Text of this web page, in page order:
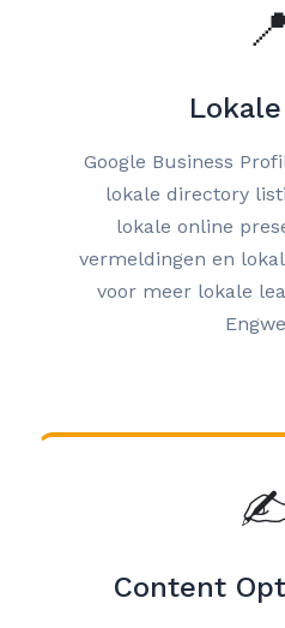
📍
Lokale
Google Business
lokale directory
lokale online
vermeldingen en
voor meer lokale
Content